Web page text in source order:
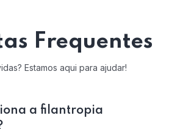
Frequentes
Estamos aqui para ajudar!
a filantropia